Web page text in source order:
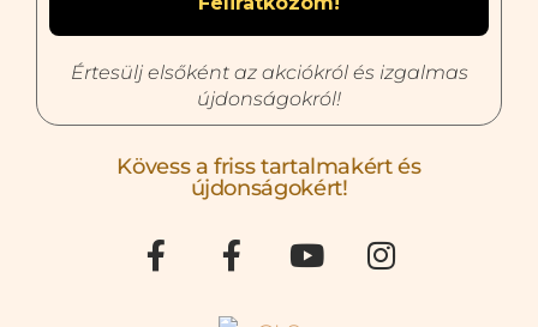
Értesülj elsőként az akciókról és izgalmas
újdonságokról!
Kövess a friss tartalmakért és
újdonságokért!